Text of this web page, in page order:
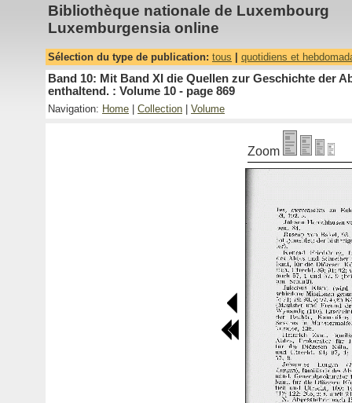
Bibliothèque nationale de Luxembourg
Luxemburgensia online
Sélection du type de publication: tous quotidiens et
Band 10: Mit Band XI die Quellen zur Geschichte der
enthaltend. : Volume 10 - page 869
Navigation: Home Collection Volume
Zoom